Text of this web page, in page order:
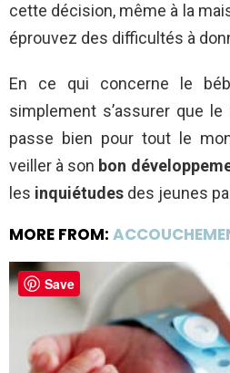
cette décision, même à la
éprouvez des difficultés à
En ce qui concerne le
simplement s’assurer que le
passe bien pour tout le
veiller à son bon
les inquiétudes des jeunes
MORE FROM:
Save